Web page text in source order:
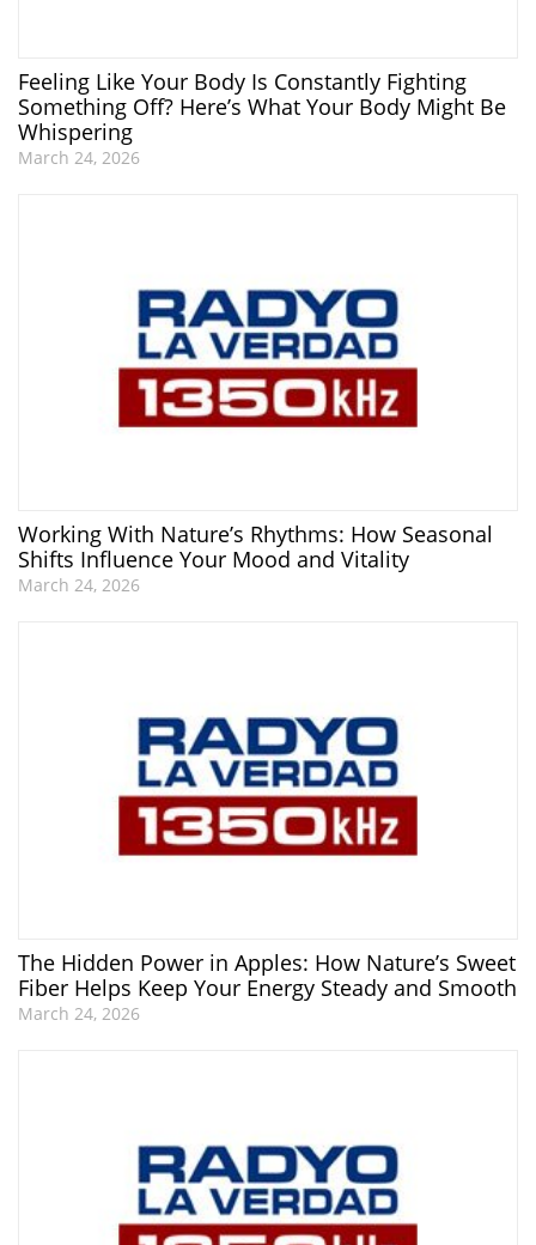
Feeling Like Your Body Is Constantly Fighting
Something Off? Here’s What Your Body Might Be
Whispering
March 24, 2026
Working With Nature’s Rhythms: How Seasonal
Shifts Influence Your Mood and Vitality
March 24, 2026
The Hidden Power in Apples: How Nature’s Sweet
Fiber Helps Keep Your Energy Steady and Smooth
March 24, 2026